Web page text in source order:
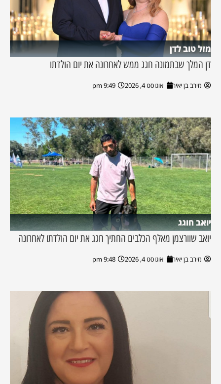
מזל טוב לדן
דן המלך שבתמונה חגג ממש לאחרונה את יום הולדתו
מירב בן יאיר אוגוסט 4, 2026 9:49 pm
יואב חוגג
יואב שוורצמן מאלף הכלבים החתיך חגג את יום הולדתו לאחרונה
מירב בן יאיר אוגוסט 4, 2026 9:48 pm